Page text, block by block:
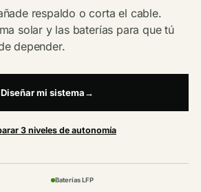
respaldo o corta el cable.
solar y las baterías para que tú
depender.
Diseñar mi sistema→
3 niveles de autonomía
Baterías LFP